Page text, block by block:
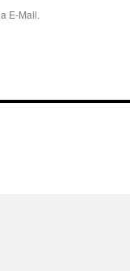
E-Mail.